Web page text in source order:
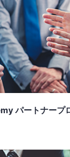
パートナープ